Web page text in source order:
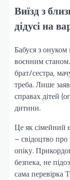
Виїзд з
дідусі на
Бабуся з
воєнним станом.
брат/сестра,
треба. Лише
справах дітей
дитини.
Це як сімейний
– свідоцтво
опіку.
безпека, не
сама перевірка